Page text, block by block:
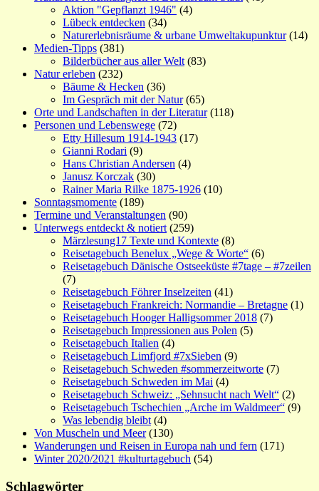
Aktion "Gepflanzt 1946" (4)
Lübeck entdecken (34)
Naturerlebnisräume & urbane Umweltakupunktur(14)
Medien-Tipps (381)
Bilderbücher aus aller Welt (83)
Natur erleben (232)
Bäume & Hecken (36)
Im Gespräch mit der Natur(65)
Orte und Landschaften in der Literatur(118)
Personen und Lebenswege (72)
Etty Hillesum 1914-1943 (17)
Gianni Rodari (9)
Hans Christian Andersen (4)
Janusz Korczak (30)
Rainer Maria Rilke 1875-1926 (10)
Sonntagsmomente (189)
Termine und Veranstaltungen (90)
Unterwegs entdeckt & notiert (259)
Märzlesung17 Texte und Kontexte (8)
Reisetagebuch Benelux „Wege & Worte“ (6)
Reisetagebuch Dänische Ostseeküste #7tage – #7zeilen
(7)
Reisetagebuch Föhrer Inselzeiten (41)
Reisetagebuch Frankreich: Normandie – Bretagne (1)
Reisetagebuch Hooger Halligsommer 2018 (7)
Reisetagebuch Impressionen aus Polen (5)
Reisetagebuch Italien (4)
Reisetagebuch Limfjord #7xSieben (9)
Reisetagebuch Schweden #sommerzeitworte (7)
Reisetagebuch Schweden im Mai (4)
Reisetagebuch Schweiz: „Sehnsucht nach Welt“ (2)
Reisetagebuch Tschechien „Arche im Waldmeer“ (9)
Was lebendig bleibt (4)
Von Muscheln und Meer(130)
Wanderungen und Reisen in Europa nah und fern (171)
Winter 2020/2021 #kulturtagebuch (54)
Schlagwörter